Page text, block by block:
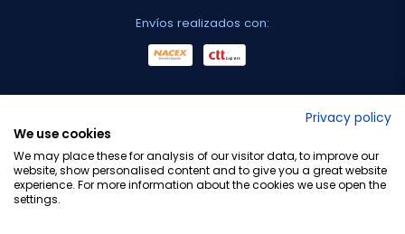
Envíos realizados con:
Privacy policy
We use cookies
We may place these for analysis of our visitor data, to improve our
website, show personalised content and to give you a great website
experience. For more information about the cookies we use open the
settings.